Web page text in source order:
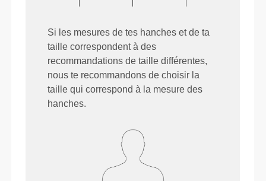
Si les mesures de tes hanches et de ta
taille correspondent à des
recommandations de taille différentes,
nous te recommandons de choisir la
taille qui correspond à la mesure des
hanches.